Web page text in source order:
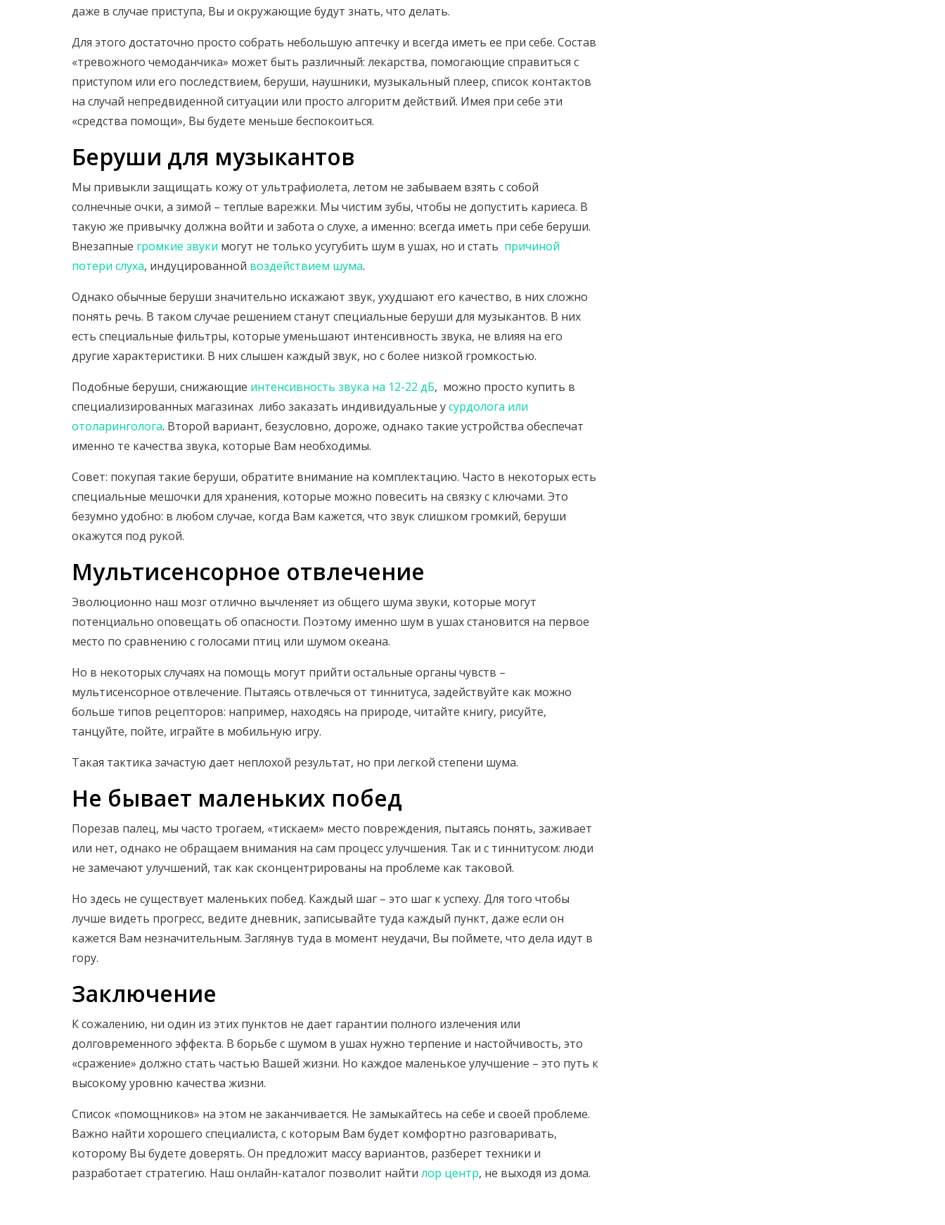
даже в случае приступа, Вы и окружающие будут знать, что делать.
Для этого достаточно просто собрать небольшую аптечку и всегда иметь ее при себе. Состав
«тревожного чемоданчика» может быть различный: лекарства, помогающие справиться с
приступом или его последствием, беруши, наушники, музыкальный плеер, список контактов
на случай непредвиденной ситуации или просто алгоритм действий. Имея при себе эти
«средства помощи», Вы будете меньше беспокоиться.
Беруши для музыкантов
Мы привыкли защищать кожу от ультрафиолета, летом не забываем взять с собой
солнечные очки, а зимой – теплые варежки. Мы чистим зубы, чтобы не допустить кариеса. В
такую же привычку должна войти и забота о слухе, а именно: всегда иметь при себе беруши.
Внезапные громкие звуки могут не только усугубить шум в ушах, но и стать причиной
потери слуха, индуцированной воздействием шума.
Однако обычные беруши значительно искажают звук, ухудшают его качество, в них сложно
понять речь. В таком случае решением станут специальные беруши для музыкантов. В них
есть специальные фильтры, которые уменьшают интенсивность звука, не влияя на его
другие характеристики. В них слышен каждый звук, но с более низкой громкостью.
Подобные беруши, снижающие интенсивность звука на 12-22 дБ, можно просто купить в
специализированных магазинах либо заказать индивидуальные усурдолога или
отоларинголога. Второй вариант, безусловно, дороже, однако такие устройства обеспечат
именно те качества звука, которые Вам необходимы.
Совет: покупая такие беруши, обратите внимание на комплектацию. Часто в некоторых есть
специальные мешочки для хранения, которые можно повесить на связку с ключами. Это
безумно удобно: в любом случае, когда Вам кажется, что звук слишком громкий, беруши
окажутся под рукой.
Мультисенсорное отвлечение
Эволюционно наш мозг отлично вычленяет из общего шума звуки, которые могут
потенциально оповещать об опасности. Поэтому именно шум в ушах становится на первое
место по сравнению с голосами птиц или шумом океана.
Но в некоторых случаях на помощь могут прийти остальные органы чувств –
мультисенсорное отвлечение. Пытаясь отвлечься от тиннитуса, задействуйте как можно
больше типов рецепторов: например, находясь на природе, читайте книгу, рисуйте,
танцуйте, пойте, играйте в мобильную игру.
Такая тактика зачастую дает неплохой результат, но при легкой степени шума.
Не бывает маленьких побед
Порезав палец, мы часто трогаем, «тискаем» место повреждения, пытаясь понять, заживает
или нет, однако не обращаем внимания на сам процесс улучшения. Так и с тиннитусом: люди
не замечают улучшений, так как сконцентрированы на проблеме как таковой.
Но здесь не существует маленьких побед. Каждый шаг – это шаг к успеху. Для того чтобы
лучше видеть прогресс, ведите дневник, записывайте туда каждый пункт, даже если он
кажется Вам незначительным. Заглянув туда в момент неудачи, Вы поймете, что дела идут в
гору.
Заключение
К сожалению, ни один из этих пунктов не дает гарантии полного излечения или
долговременного эффекта. В борьбе с шумом в ушах нужно терпение и настойчивость, это
«сражение» должно стать частью Вашей жизни. Но каждое маленькое улучшение – это путь к
высокому уровню качества жизни.
Список «помощников» на этом не заканчивается. Не замыкайтесь на себе и своей проблеме.
Важно найти хорошего специалиста, с которым Вам будет комфортно разговаривать,
которому Вы будете доверять. Он предложит массу вариантов, разберет техники и
разработает стратегию. Наш онлайн-каталог позволит найти лор центр, не выходя из дома.